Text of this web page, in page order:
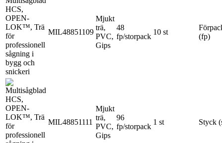
MIL48851109
Mjukt
trä,
PVC,
Gips
48
fp/storpack
10 st
(fp)
MIL48851111
Mjukt
trä,
PVC,
Gips
96
fp/storpack
1 st Styck